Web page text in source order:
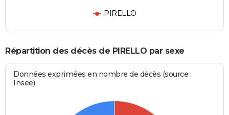
PIRELLO
Répartition des décès de PIRELLO par sexe
Données exprimées en nombre de décès (source :
Insee)